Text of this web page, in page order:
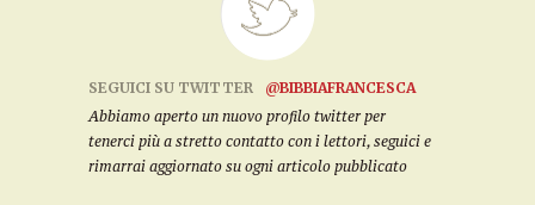
SEGUICI SU TWITTER
@BIBBIAFRANCESCA
Abbiamo aperto un nuovo profilo twitter per
tenerci più a stretto contatto con i lettori, seguici e
rimarrai aggiornato su ogni articolo pubblicato